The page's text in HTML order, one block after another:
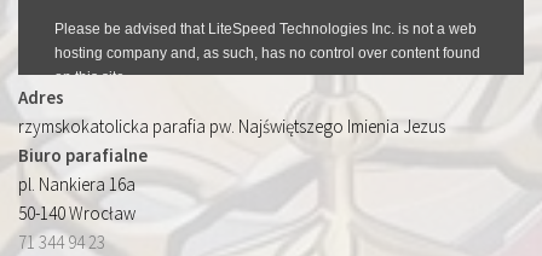
Adres
rzymskokatolicka parafia pw. Najświętszego Imienia Jezus
Biuro parafialne
pl. Nankiera 16a
50-140 Wrocław
71 344 94 23